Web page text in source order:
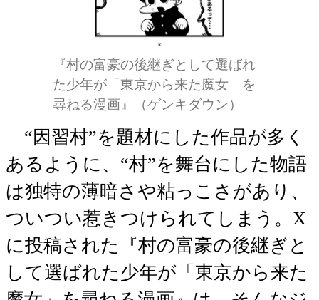
『村の富豪の後継ぎとして選ばれ
た少年が「東京から来た魔女」を
尋ねる漫画』（ゲンキダウン）
“因習村”を題材にした作品が多く
あるように、“村”を舞台にした物語
は独特の薄暗さや粘っこさがあり、
ついつい惹きつけられてしまう。X
に投稿された『村の富豪の後継ぎと
して選ばれた少年が「東京から来た